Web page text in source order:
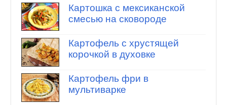
Картошка с мексиканской
смесью на сковороде
Картофель с хрустящей
корочкой в духовке
Картофель фри в
мультиварке